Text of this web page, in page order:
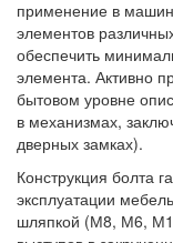
применение в
элементов
обеспечить
элемента. Активно
бытовом уровне
в механизмах,
дверных замках).
Конструкция болта
эксплуатации
шляпкой (М8, М6,